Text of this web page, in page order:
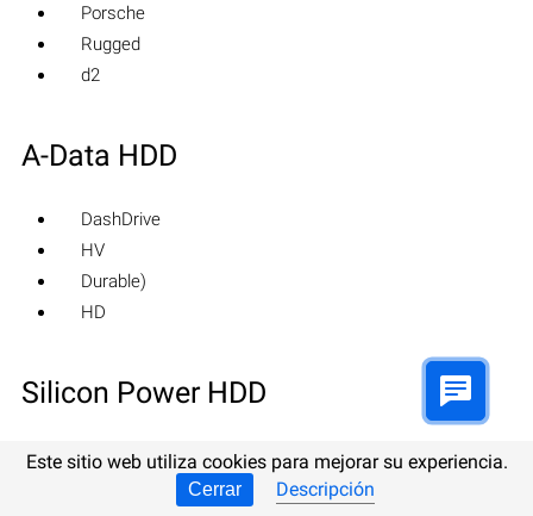
Porsche
Rugged
d2
A-Data HDD
DashDrive
HV
Durable)
HD
Silicon Power HDD
Armor
Este sitio web utiliza cookies para mejorar su experiencia.
Cerrar Descripción